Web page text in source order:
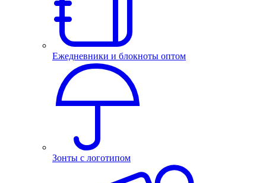
Ежедневники и блокноты оптом
Зонты с логотипом